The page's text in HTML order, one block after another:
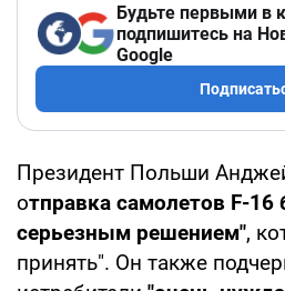
Будьте первыми в
подпишитесь на
Google
Президент Польши
отправка самолетов F-16
серьезным решением",
принять". Он также